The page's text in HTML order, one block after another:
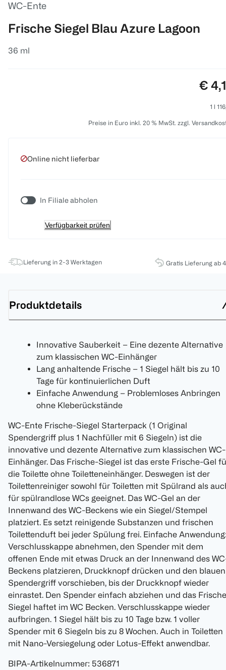
WC-Ente
Frische Siegel Blau Azure Lagoon
36 ml
€
1 l
Preise in Euro inkl. 20 % MwSt. zzgl.
Online nicht lieferbar
In Filiale abholen
Verfügbarkeit prüfen
Lieferung in 2-3 Werktagen Gratis Lieferung ab
Produktdetails
Innovative Sauberkeit – Eine dezente Alternative
zum klassischen WC-Einhänger
Lang anhaltende Frische – 1 Siegel hält bis zu 10
Tage für kontinuierlichen Duft
Einfache Anwendung – Problemloses Anbringen
ohne Kleberückstände
WC-Ente Frische-Siegel Starterpack (1 Original
Spendergriff plus 1 Nachfüller mit 6 Siegeln) ist die
innovative und dezente Alternative zum klassischen WC-
Einhänger. Das Frische-Siegel ist das erste Frische-Gel
die Toilette ohne Toiletteneinhänger. Deswegen ist der
Toilettenreiniger sowohl für Toiletten mit Spülrand als
für spülrandlose WCs geeignet. Das WC-Gel an der
Innenwand des WC-Beckens wie ein Siegel/Stempel
platziert. Es setzt reinigende Substanzen und frischen
Toilettenduft bei jeder Spülung frei. Einfache
Verschlusskappe abnehmen, den Spender mit dem
offenen Ende mit etwas Druck an der Innenwand des
Beckens platzieren, Druckknopf drücken und den blauen
Spendergriff vorschieben, bis der Druckknopf wieder
einrastet. Den Spender einfach abziehen und das Frische
Siegel haftet im WC Becken. Verschlusskappe wieder
aufbringen. 1 Siegel hält bis zu 10 Tage bzw. 1 voller
Spender mit 6 Siegeln bis zu 8 Wochen. Auch in Toiletten
mit Nano-Versiegelung oder Lotus-Effekt anwendbar.
BIPA-Artikelnummer: 536871